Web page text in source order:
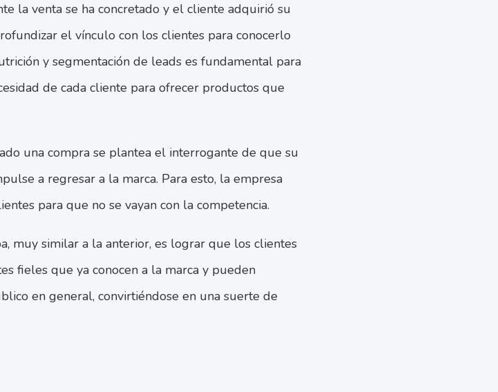
la venta se ha concretado y el cliente adquirió su
el vínculo con los clientes para conocerlo
y segmentación de leads es fundamental para
de cada cliente para ofrecer productos que
una compra se plantea el interrogante de que su
a regresar a la marca. Para esto, la empresa
para que no se vayan con la competencia.
muy similar a la anterior, es lograr que los clientes
fieles que ya conocen a la marca y pueden
en general, convirtiéndose en una suerte de